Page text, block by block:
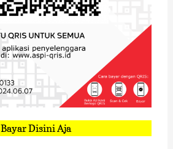
Bayar Disini Aja